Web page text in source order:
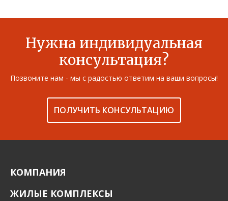
Нужна индивидуальная
консультация?
Позвоните нам - мы с радостью ответим на ваши вопросы!
ПОЛУЧИТЬ КОНСУЛЬТАЦИЮ
КОМПАНИЯ
ЖИЛЫЕ КОМПЛЕКСЫ